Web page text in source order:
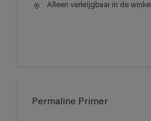
Alleen verkrijgbaar in de winkel
Permaline Primer